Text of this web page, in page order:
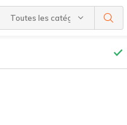
Toutes les catégories